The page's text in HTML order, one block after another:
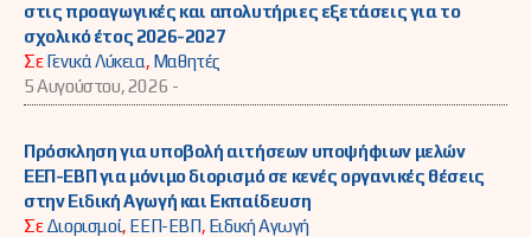
στις προαγωγικές και απολυτήριες εξετάσεις για το
σχολικό έτος 2026-2027
ΣεΓενικά Λύκεια, Μαθητές
5 Αυγούστου, 2026 -
Πρόσκληση για υποβολή αιτήσεων υποψήφιων μελών
ΕΕΠ-ΕΒΠ για μόνιμο διορισμό σε κενές οργανικές θέσεις
στην Ειδική Αγωγή και Εκπαίδευση
ΣεΔιορισμοί, ΕΕΠ-ΕΒΠ, Ειδική Αγωγή